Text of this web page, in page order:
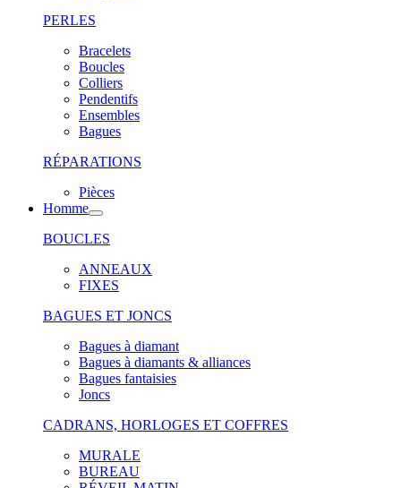
PERLES
Bracelets
Boucles
Colliers
Pendentifs
Ensembles
Bagues
RÉPARATIONS
Pièces
Homme
BOUCLES
ANNEAUX
FIXES
BAGUES ET JONCS
Bagues à diamant
Bagues à diamants & alliances
Bagues fantaisies
Joncs
CADRANS, HORLOGES ET COFFRES
MURALE
BUREAU